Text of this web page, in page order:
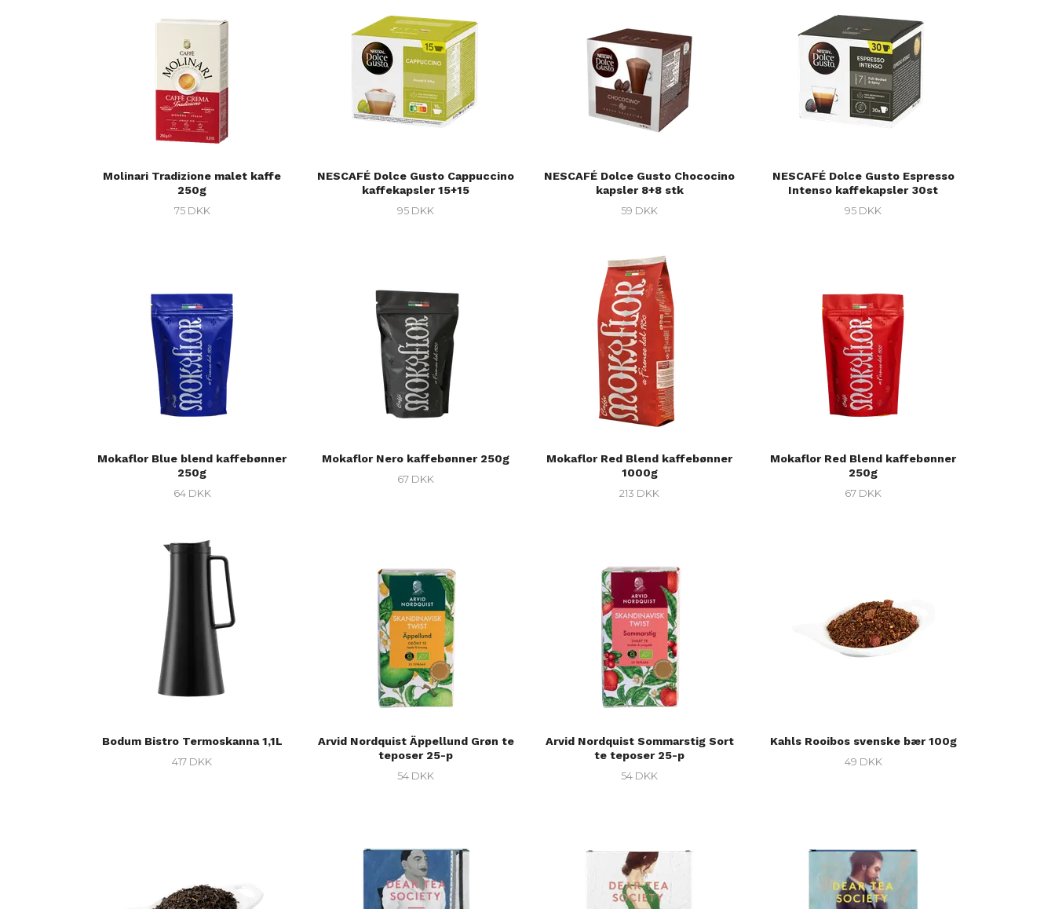
Molinari Tradizione malet kaffe
250g
75 DKK
NESCAFÉ Dolce Gusto Cappuccino
kaffekapsler 15+15
95 DKK
NESCAFÉ Dolce Gusto Chococino
kapsler 8+8 stk
59 DKK
NESCAFÉ Dolce Gusto Espresso
Intenso kaffekapsler 30st
95 DKK
Mokaflor Blue blend kaffebønner
250g
64 DKK
Mokaflor Nero kaffebønner 250g
67 DKK
Mokaflor Red Blend kaffebønner
1000g
213 DKK
Mokaflor Red Blend kaffebønner
250g
67 DKK
Bodum Bistro Termoskanna 1,1L
417 DKK
Arvid Nordquist Äppellund Grøn te
teposer 25-p
54 DKK
Arvid Nordquist Sommarstig Sort
te teposer 25-p
54 DKK
Kahls Rooibos svenske bær 100g
49 DKK